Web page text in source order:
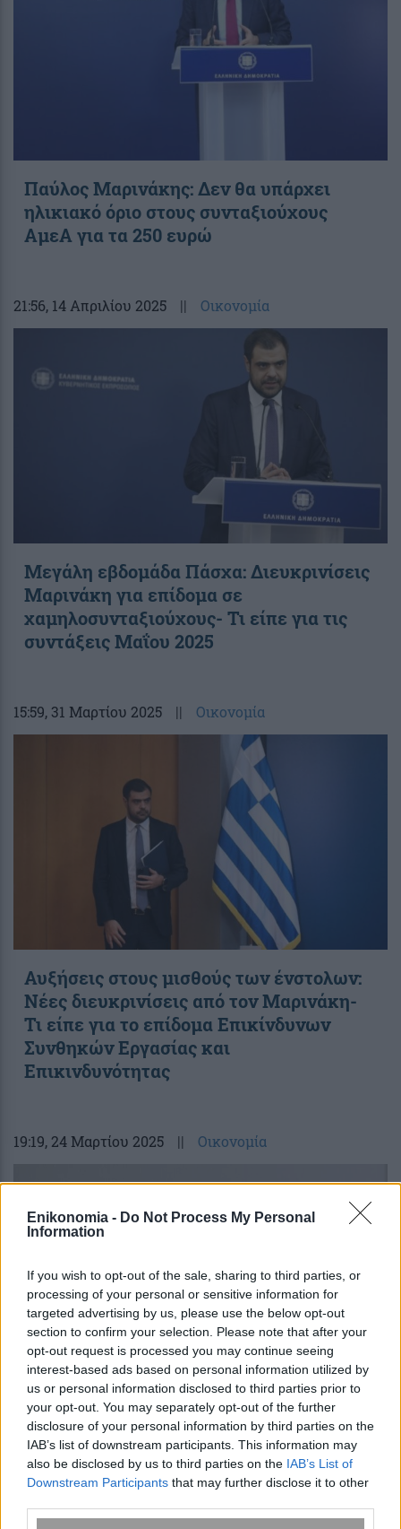
Enikonomia - Do Not Process My Personal
Information
If you wish to opt-out of the sale, sharing to third parties, or
processing of your personal or sensitive information for
targeted advertising by us, please use the below opt-out
section to confirm your selection. Please note that after your
opt-out request is processed you may continue seeing
interest-based ads based on personal information utilized by
us or personal information disclosed to third parties prior to
your opt-out. You may separately opt-out of the further
disclosure of your personal information by third parties on the
IAB’s list of downstream participants. This information may
also be disclosed by us to third parties on the IAB’s List of
Downstream Participants that may further disclose it to other
Παύλος Μαρινάκης: Δεν θα υπάρχει
ηλικιακό όριο στους συνταξιούχους
ΑμεΑ για τα 250 ευρώ
21:56, 14 Απριλίου 2025 || Οικονομία
Μεγάλη εβδομάδα Πάσχα: Διευκρινίσεις
Μαρινάκη για επίδομα σε
χαμηλοσυνταξιούχους- Τι είπε για τις
συντάξεις Μαΐου 2025
15:59, 31 Μαρτίου 2025 || Οικονομία
Αυξήσεις στους μισθούς των ένστολων:
Νέες διευκρινίσεις από τον Μαρινάκη-
Τι είπε για το επίδομα Επικίνδυνων
Συνθηκών Εργασίας και
Επικινδυνότητας
19:19, 24 Μαρτίου 2025 || Οικονομία
Νέα αύξηση κατώτατου μισθού:
Διευκρινίσεις Τσάπαλου και Μαρινάκη
για τη φορολογική επιβάρυνση-Τι θα
γίνει με τις κλίμακες φορολογίας